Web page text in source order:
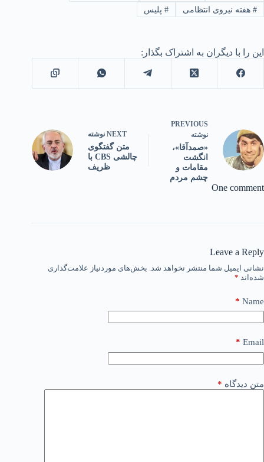
#هفته نیروی انتظامی #پلیس
این را با دیگران به اشتراک بگذار:
PREVIOUS
نوشته
«صمدآقا»،
انگشت
مقامات و
چشم مردم
NEXT نوشته
متن گفتگوی
چالشی CBS با
ظریف
One comment
Leave a Reply
نشانی ایمیل شما منتشر نخواهد شد. بخش‌های موردنیاز علامت‌گذاری
شده‌اند *
Name
*
Email
*
متن دیدگاه *